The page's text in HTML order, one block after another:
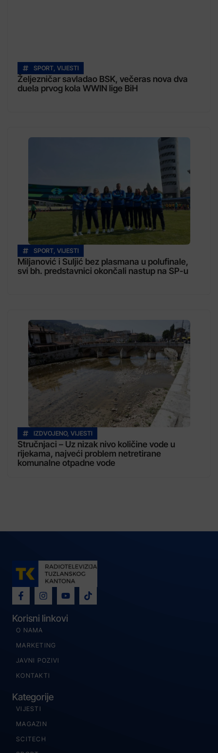
SPORT, VIJESTI
Željezničar savladao BSK, večeras nova dva
duela prvog kola WWIN lige BiH
SPORT, VIJESTI
Miljanović i Suljić bez plasmana u polufinale,
svi bh. predstavnici okončali nastup na SP-u
IZDVOJENO, VIJESTI
Stručnjaci – Uz nizak nivo količine vode u
rijekama, najveći problem netretirane
komunalne otpadne vode
Korisni linkovi
O NAMA
MARKETING
JAVNI POZIVI
KONTAKTI
Kategorije
VIJESTI
MAGAZIN
SCITECH